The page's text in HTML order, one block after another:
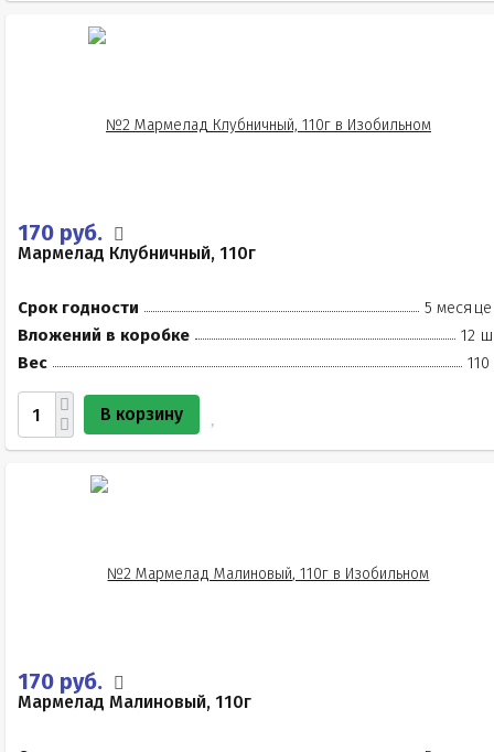
170 руб.
Мармелад Клубничный, 110г
Срок годности
5
Вложений в коробке
12
Вес
110
В корзину
170 руб.
Мармелад Малиновый, 110г